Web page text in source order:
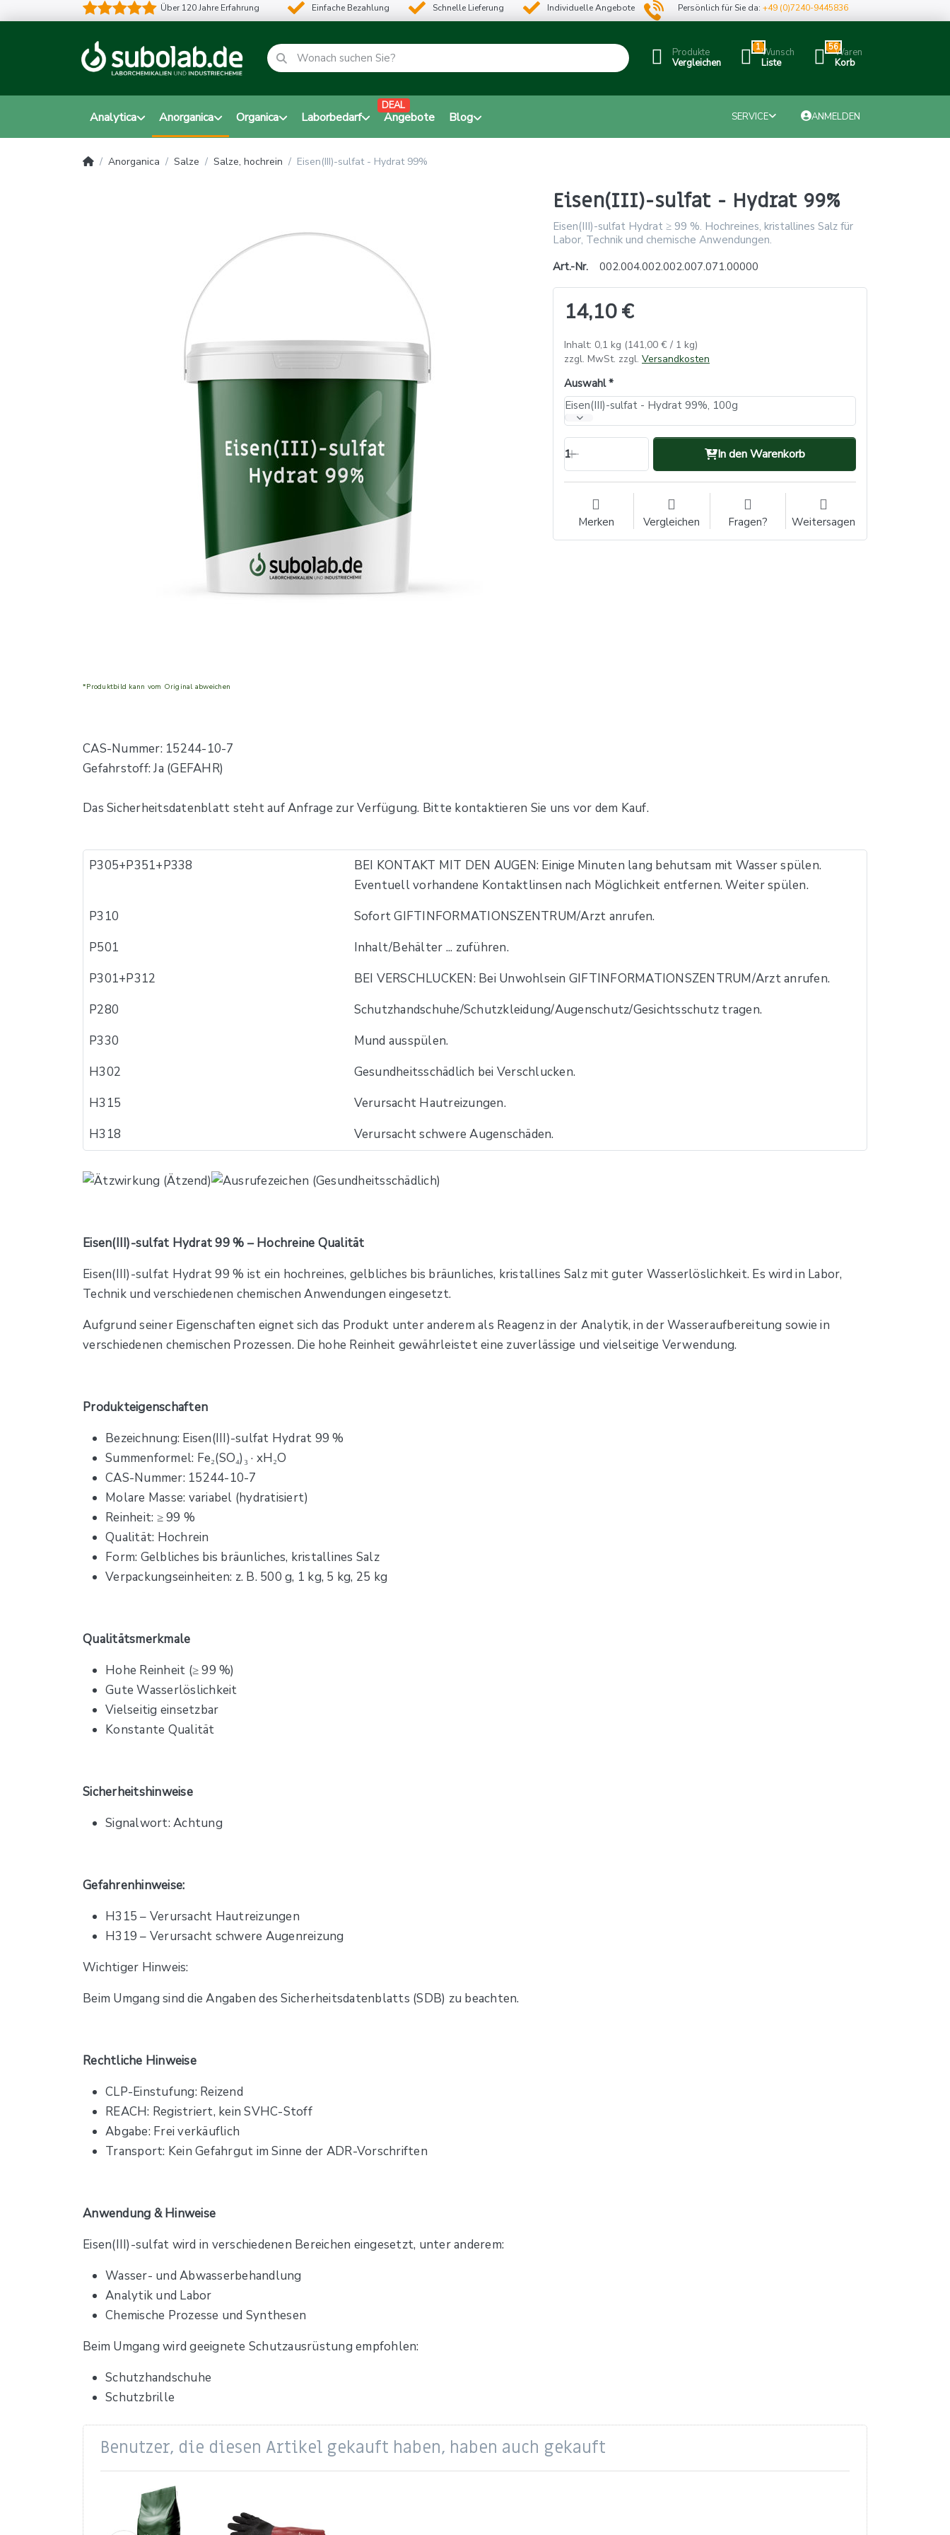
Über 120 Jahre Erfahrung Einfache Bezahlung Schnelle Lieferung Individuelle Angebote Persönlich für Sie da:+49 (0)7240-9445836
Produkte
Vergleichen
1Wunsch
Liste
56Waren
Korb
Analytica Anorganica Organica Laborbedarf Angebote
DEAL
Blog SERVICE ANMELDEN
Anorganica Salze Salze, hochrein Eisen(III)-sulfat - Hydrat 99%
Eisen(III)-sulfat - Hydrat 99%
Eisen(III)-sulfat Hydrat ≥ 99 %. Hochreines, kristallines Salz für
Labor, Technik und chemische Anwendungen.
Art.-Nr.
002.004.002.002.007.071.00000
14,10 €
Inhalt: 0,1 kg (141,00 € / 1 kg)
zzgl. MwSt. zzgl. Versandkosten
Auswahl
Eisen(III)-sulfat - Hydrat 99%, 100g
1 In den Warenkorb
Merken Vergleichen Fragen? Weitersagen
*Produktbild kann vom Original abweichen
CAS-Nummer: 15244-10-7
Gefahrstoff: Ja (GEFAHR)
Das Sicherheitsdatenblatt steht auf Anfrage zur Verfügung. Bitte kontaktieren Sie uns vor dem Kauf.
P305+P351+P338
BEI KONTAKT MIT DEN AUGEN: Einige Minuten lang behutsam mit Wasser spülen.
Eventuell vorhandene Kontaktlinsen nach Möglichkeit entfernen. Weiter spülen.
P310
Sofort GIFTINFORMATIONSZENTRUM/Arzt anrufen.
P501
Inhalt/Behälter ... zuführen.
P301+P312
BEI VERSCHLUCKEN: Bei Unwohlsein GIFTINFORMATIONSZENTRUM/Arzt anrufen.
P280
Schutzhandschuhe/Schutzkleidung/Augenschutz/Gesichtsschutz tragen.
P330
Mund ausspülen.
H302
Gesundheitsschädlich bei Verschlucken.
H315
Verursacht Hautreizungen.
H318
Verursacht schwere Augenschäden.
Eisen(III)-sulfat Hydrat 99 % – Hochreine Qualität
Eisen(III)-sulfat Hydrat 99 % ist ein hochreines, gelbliches bis bräunliches, kristallines Salz mit guter Wasserlöslichkeit. Es wird in Labor,
Technik und verschiedenen chemischen Anwendungen eingesetzt.
Aufgrund seiner Eigenschaften eignet sich das Produkt unter anderem als Reagenz in der Analytik, in der Wasseraufbereitung sowie in
verschiedenen chemischen Prozessen. Die hohe Reinheit gewährleistet eine zuverlässige und vielseitige Verwendung.
Produkteigenschaften
Bezeichnung: Eisen(III)-sulfat Hydrat 99 %
Summenformel: Fe₂(SO₄)₃ · xH₂O
CAS-Nummer: 15244-10-7
Molare Masse: variabel (hydratisiert)
Reinheit: ≥ 99 %
Qualität: Hochrein
Form: Gelbliches bis bräunliches, kristallines Salz
Verpackungseinheiten: z. B. 500 g, 1 kg, 5 kg, 25 kg
Qualitätsmerkmale
Hohe Reinheit (≥ 99 %)
Gute Wasserlöslichkeit
Vielseitig einsetzbar
Konstante Qualität
Sicherheitshinweise
Signalwort: Achtung
Gefahrenhinweise:
H315 – Verursacht Hautreizungen
H319 – Verursacht schwere Augenreizung
Wichtiger Hinweis:
Beim Umgang sind die Angaben des Sicherheitsdatenblatts (SDB) zu beachten.
Rechtliche Hinweise
CLP-Einstufung: Reizend
REACH: Registriert, kein SVHC-Stoff
Abgabe: Frei verkäuflich
Transport: Kein Gefahrgut im Sinne der ADR-Vorschriften
Anwendung & Hinweise
Eisen(III)-sulfat wird in verschiedenen Bereichen eingesetzt, unter anderem:
Wasser- und Abwasserbehandlung
Analytik und Labor
Chemische Prozesse und Synthesen
Beim Umgang wird geeignete Schutzausrüstung empfohlen:
Schutzhandschuhe
Schutzbrille
Benutzer, die diesen Artikel gekauft haben, haben auch gekauft